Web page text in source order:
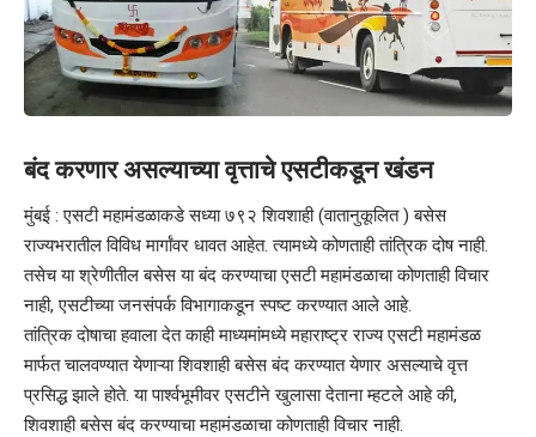
बंद करणार असल्याच्या वृत्ताचे एसटीकडून खंडन
मुंबई : एसटी महामंडळाकडे सध्या ७९२ शिवशाही (वातानुकूलित ) बसेस
राज्यभरातील विविध मार्गांवर धावत आहेत. त्यामध्ये कोणताही तांत्रिक दोष नाही.
तसेच या श्रेणीतील बसेस या बंद करण्याचा एसटी महामंडळाचा कोणताही विचार
नाही, एसटीच्या जनसंपर्क विभागाकडून स्पष्ट करण्यात आले आहे.
तांत्रिक दोषाचा हवाला देत काही माध्यमांमध्ये महाराष्ट्र राज्य एसटी महामंडळ
मार्फत चालवण्यात येणाऱ्या शिवशाही बसेस बंद करण्यात येणार असल्याचे वृत्त
प्रसिद्ध झाले होते. या पार्श्वभूमीवर एसटीने खुलासा देताना म्हटले आहे की,
शिवशाही बसेस बंद करण्याचा महामंडळाचा कोणताही विचार नाही.